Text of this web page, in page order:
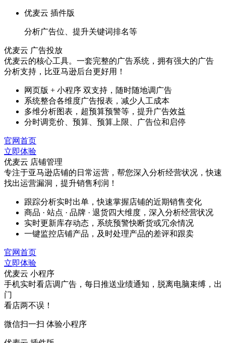
优麦云 插件版
分析广告位、提升关键词排名等
优麦云 广告投放
优麦云的核心工具。一套完整的广告系统，拥有强大的广告
分析支持，比亚马逊后台更好用！
网页版 + 小程序 双支持，随时随地调广告
系统整合各维度广告报表，减少人工成本
多维分析图表，超预算预警等，提升广告效益
分时调竞价、预算、预算上限、广告位和启停
官网首页
立即体验
优麦云 店铺管理
专注于亚马逊店铺的日常运营，帮您深入分析经营状况，快速
找出运营漏洞，提升销售利润！
跟踪分析实时出单，快速掌握店铺的近期销售变化
商品 · 站点 · 品牌 · 退货四大维度，深入分析经营状况
实时更新库存动态，系统预警快断货或冗余情况
一键监控店铺产品，及时处理产品的差评和跟卖
官网首页
立即体验
优麦云 小程序
手机实时看店调广告，每日推送业绩通知，脱离电脑束缚，出
门
看店两不误！
微信扫一扫 体验小程序